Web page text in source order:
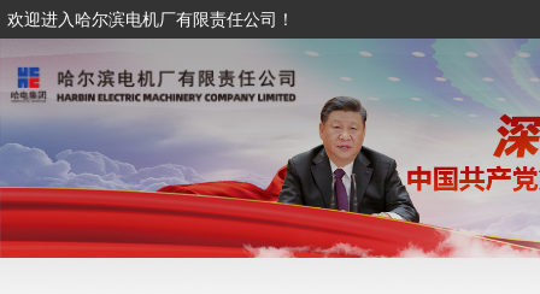
欢迎进入哈尔滨电机厂有限责任公司！